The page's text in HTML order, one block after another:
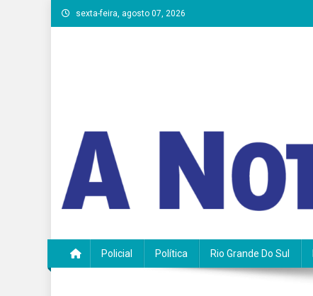
Skip
to
sexta-feira, agosto 07, 2026
Policial Política Rio Grande Do Sul